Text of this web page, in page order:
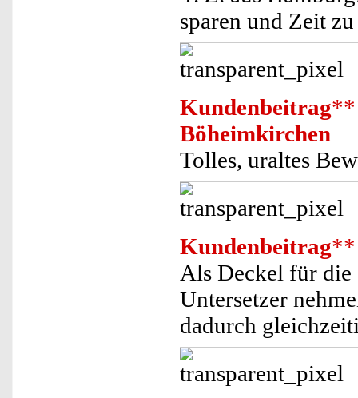
sparen und Zeit
Kundenbeitrag**
Böheimkirchen
Tolles, uraltes
Kundenbeitrag**
Als Deckel für
Untersetzer
dadurch